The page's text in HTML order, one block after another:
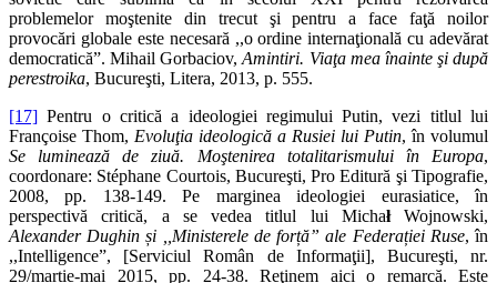
problemelor moştenite din trecut şi pentru a face faţă noilor
provocări globale este necesară ,,o ordine internaţională cu adevărat
democratică”. Mihail Gorbaciov,Amintiri. Viaţa mea înainte şi după
perestroika, Bucureşti, Litera, 2013, p. 555.
[17] Pentru o critică a ideologiei regimului Putin, vezi titlul lui
Françoise Thom, Evoluţia ideologică a Rusiei lui Putin, în volumul
Se luminează de ziuă. Moştenirea totalitarismului în Europa,
coordonare: Stéphane Courtois, Bucureşti, Pro Editură şi Tipografie,
2008, pp. 138-149. Pe marginea ideologiei eurasiatice, în
perspectivă critică, a se vedea titlul lui MichałWojnowski,
Alexander Dughinși ,,Ministerele de forță” ale Federației Ruse, în
,,Intelligence”, [Serviciul Român de Informaţii], Bucureşti, nr.
29/martie-mai 2015, pp. 24-38. Reţinem aici o remarcă. Este